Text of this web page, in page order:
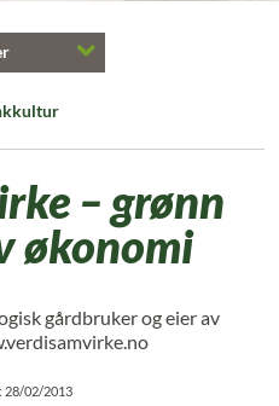
– grønn
økonomi
gårdbruker og eier av
28/02/2013